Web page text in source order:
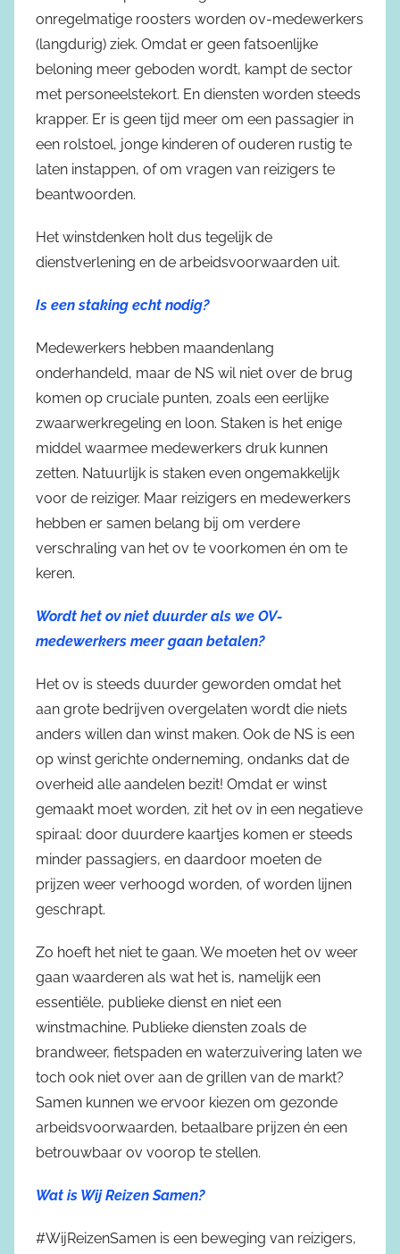
onregelmatige roosters worden ov-medewerkers
(langdurig) ziek. Omdat er geen fatsoenlijke
beloning meer geboden wordt, kampt de sector
met personeelstekort. En diensten worden steeds
krapper. Er is geen tijd meer om een passagier in
een rolstoel, jonge kinderen of ouderen rustig te
laten instappen, of om vragen van reizigers te
beantwoorden.
Het winstdenken holt dus tegelijk de
dienstverlening en de arbeidsvoorwaarden uit.
Is een staking echt nodig?
Medewerkers hebben maandenlang
onderhandeld, maar de NS wil niet over de brug
komen op cruciale punten, zoals een eerlijke
zwaarwerkregeling en loon. Staken is het enige
middel waarmee medewerkers druk kunnen
zetten. Natuurlijk is staken even ongemakkelijk
voor de reiziger. Maar reizigers en medewerkers
hebben er samen belang bij om verdere
verschraling van het ov te voorkomen én om te
keren.
Wordt het ov niet duurder als we OV-
medewerkers meer gaan betalen?
Het ov is steeds duurder geworden omdat het
aan grote bedrijven overgelaten wordt die niets
anders willen dan winst maken. Ook de NS is een
op winst gerichte onderneming, ondanks dat de
overheid alle aandelen bezit! Omdat er winst
gemaakt moet worden, zit het ov in een negatieve
spiraal: door duurdere kaartjes komen er steeds
minder passagiers, en daardoor moeten de
prijzen weer verhoogd worden, of worden lijnen
geschrapt.
Zo hoeft het niet te gaan. We moeten het ov weer
gaan waarderen als wat het is, namelijk een
essentiële, publieke dienst en niet een
winstmachine. Publieke diensten zoals de
brandweer, fietspaden en waterzuivering laten we
toch ook niet over aan de grillen van de markt?
Samen kunnen we ervoor kiezen om gezonde
arbeidsvoorwaarden, betaalbare prijzen én een
betrouwbaar ov voorop te stellen.
Wat is Wij Reizen Samen?
#WijReizenSamen is een beweging van reizigers,